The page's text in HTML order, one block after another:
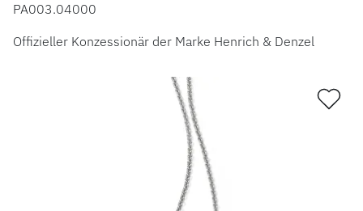
PA003.04000
Offizieller Konzessionär der Marke Henrich & Denzel